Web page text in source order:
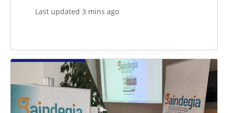
Last updated 3 mins ago